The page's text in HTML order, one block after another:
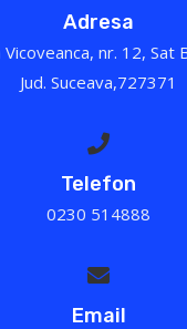
Adresa
nr. 12, Sat
Jud. Suceava,727371
Telefon
0230 514888
Email